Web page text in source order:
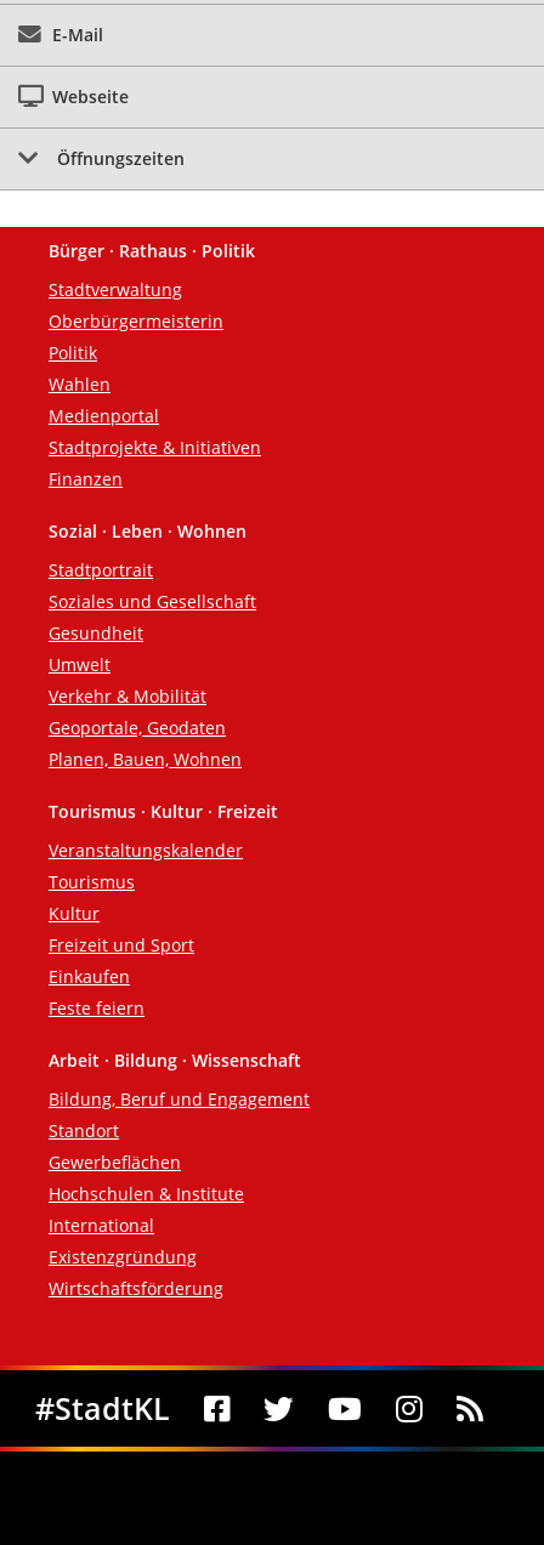
E-Mail
Webseite
Öffnungszeiten
Fußzeile
Bürger · Rathaus · Politik
Stadtverwaltung
Oberbürgermeisterin
Politik
Wahlen
Medienportal
Stadtprojekte & Initiativen
Finanzen
Sozial · Leben · Wohnen
Stadtportrait
Soziales und Gesellschaft
Gesundheit
Umwelt
Verkehr & Mobilität
Geoportale, Geodaten
Planen, Bauen, Wohnen
Tourismus · Kultur · Freizeit
Veranstaltungskalender
Tourismus
Kultur
Freizeit und Sport
Einkaufen
Feste feiern
Arbeit · Bildung · Wissenschaft
Bildung, Beruf und Engagement
Standort
Gewerbeflächen
Hochschulen & Institute
International
Existenzgründung
Wirtschaftsförderung
Social Media
#StadtKL